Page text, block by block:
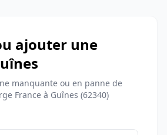
ajouter une
manquante ou en panne de
France à Guînes (62340)